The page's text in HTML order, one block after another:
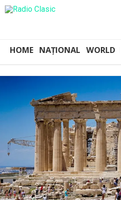
HOME NAȚIONAL WORLD